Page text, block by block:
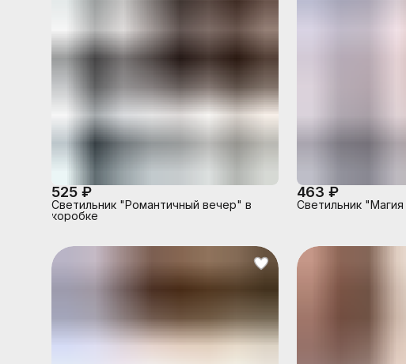
525 ₽
Светильник "Романтичный вечер" в
коробке
463 ₽
Светильник